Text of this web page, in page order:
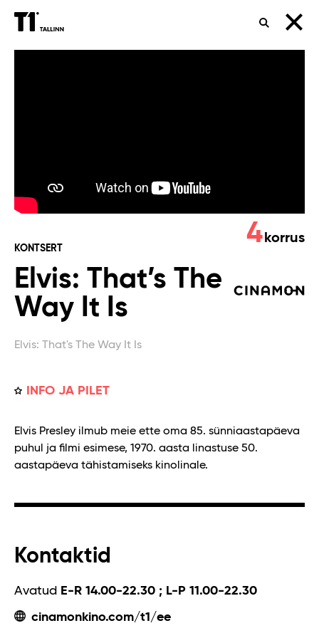
OTSING
Is
KONTSERT
Elvis: That’s The
Way It Is
Elvis: That's The Way It Is
INFO JA PILET
4 korrus
Elvis Presley ilmub meie ette oma 85. sünniaastapäeva
puhul ja filmi esimese, 1970. aasta linastuse 50.
aastapäeva tähistamiseks kinolinale.
Kontaktid
Avatud E-R 14.00-22.30 ; L-P 11.00-22.30
cinamonkino.com/t1/ee